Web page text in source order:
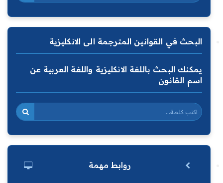
البحث في القوانين المترجمة الى الانكليزية
يمكنك البحث باللغة الانكليزية واللغة العربية عن
اسم القانون
روابط مهمة